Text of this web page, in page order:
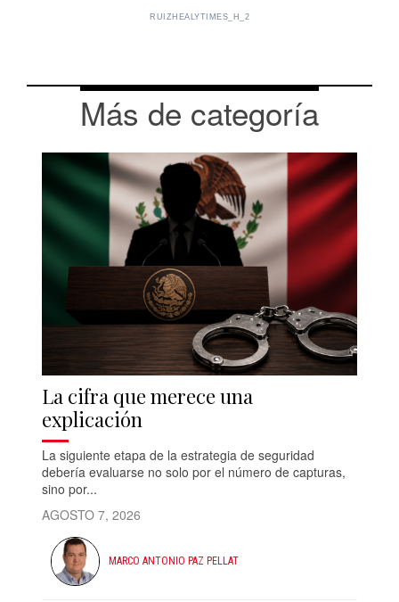
RUIZHEALYTIMES_H_2
Más de categoría
La cifra que merece una
explicación
La siguiente etapa de la estrategia de seguridad
debería evaluarse no solo por el número de capturas,
sino por...
AGOSTO 7, 2026
MARCO ANTONIO PAZ PELLAT